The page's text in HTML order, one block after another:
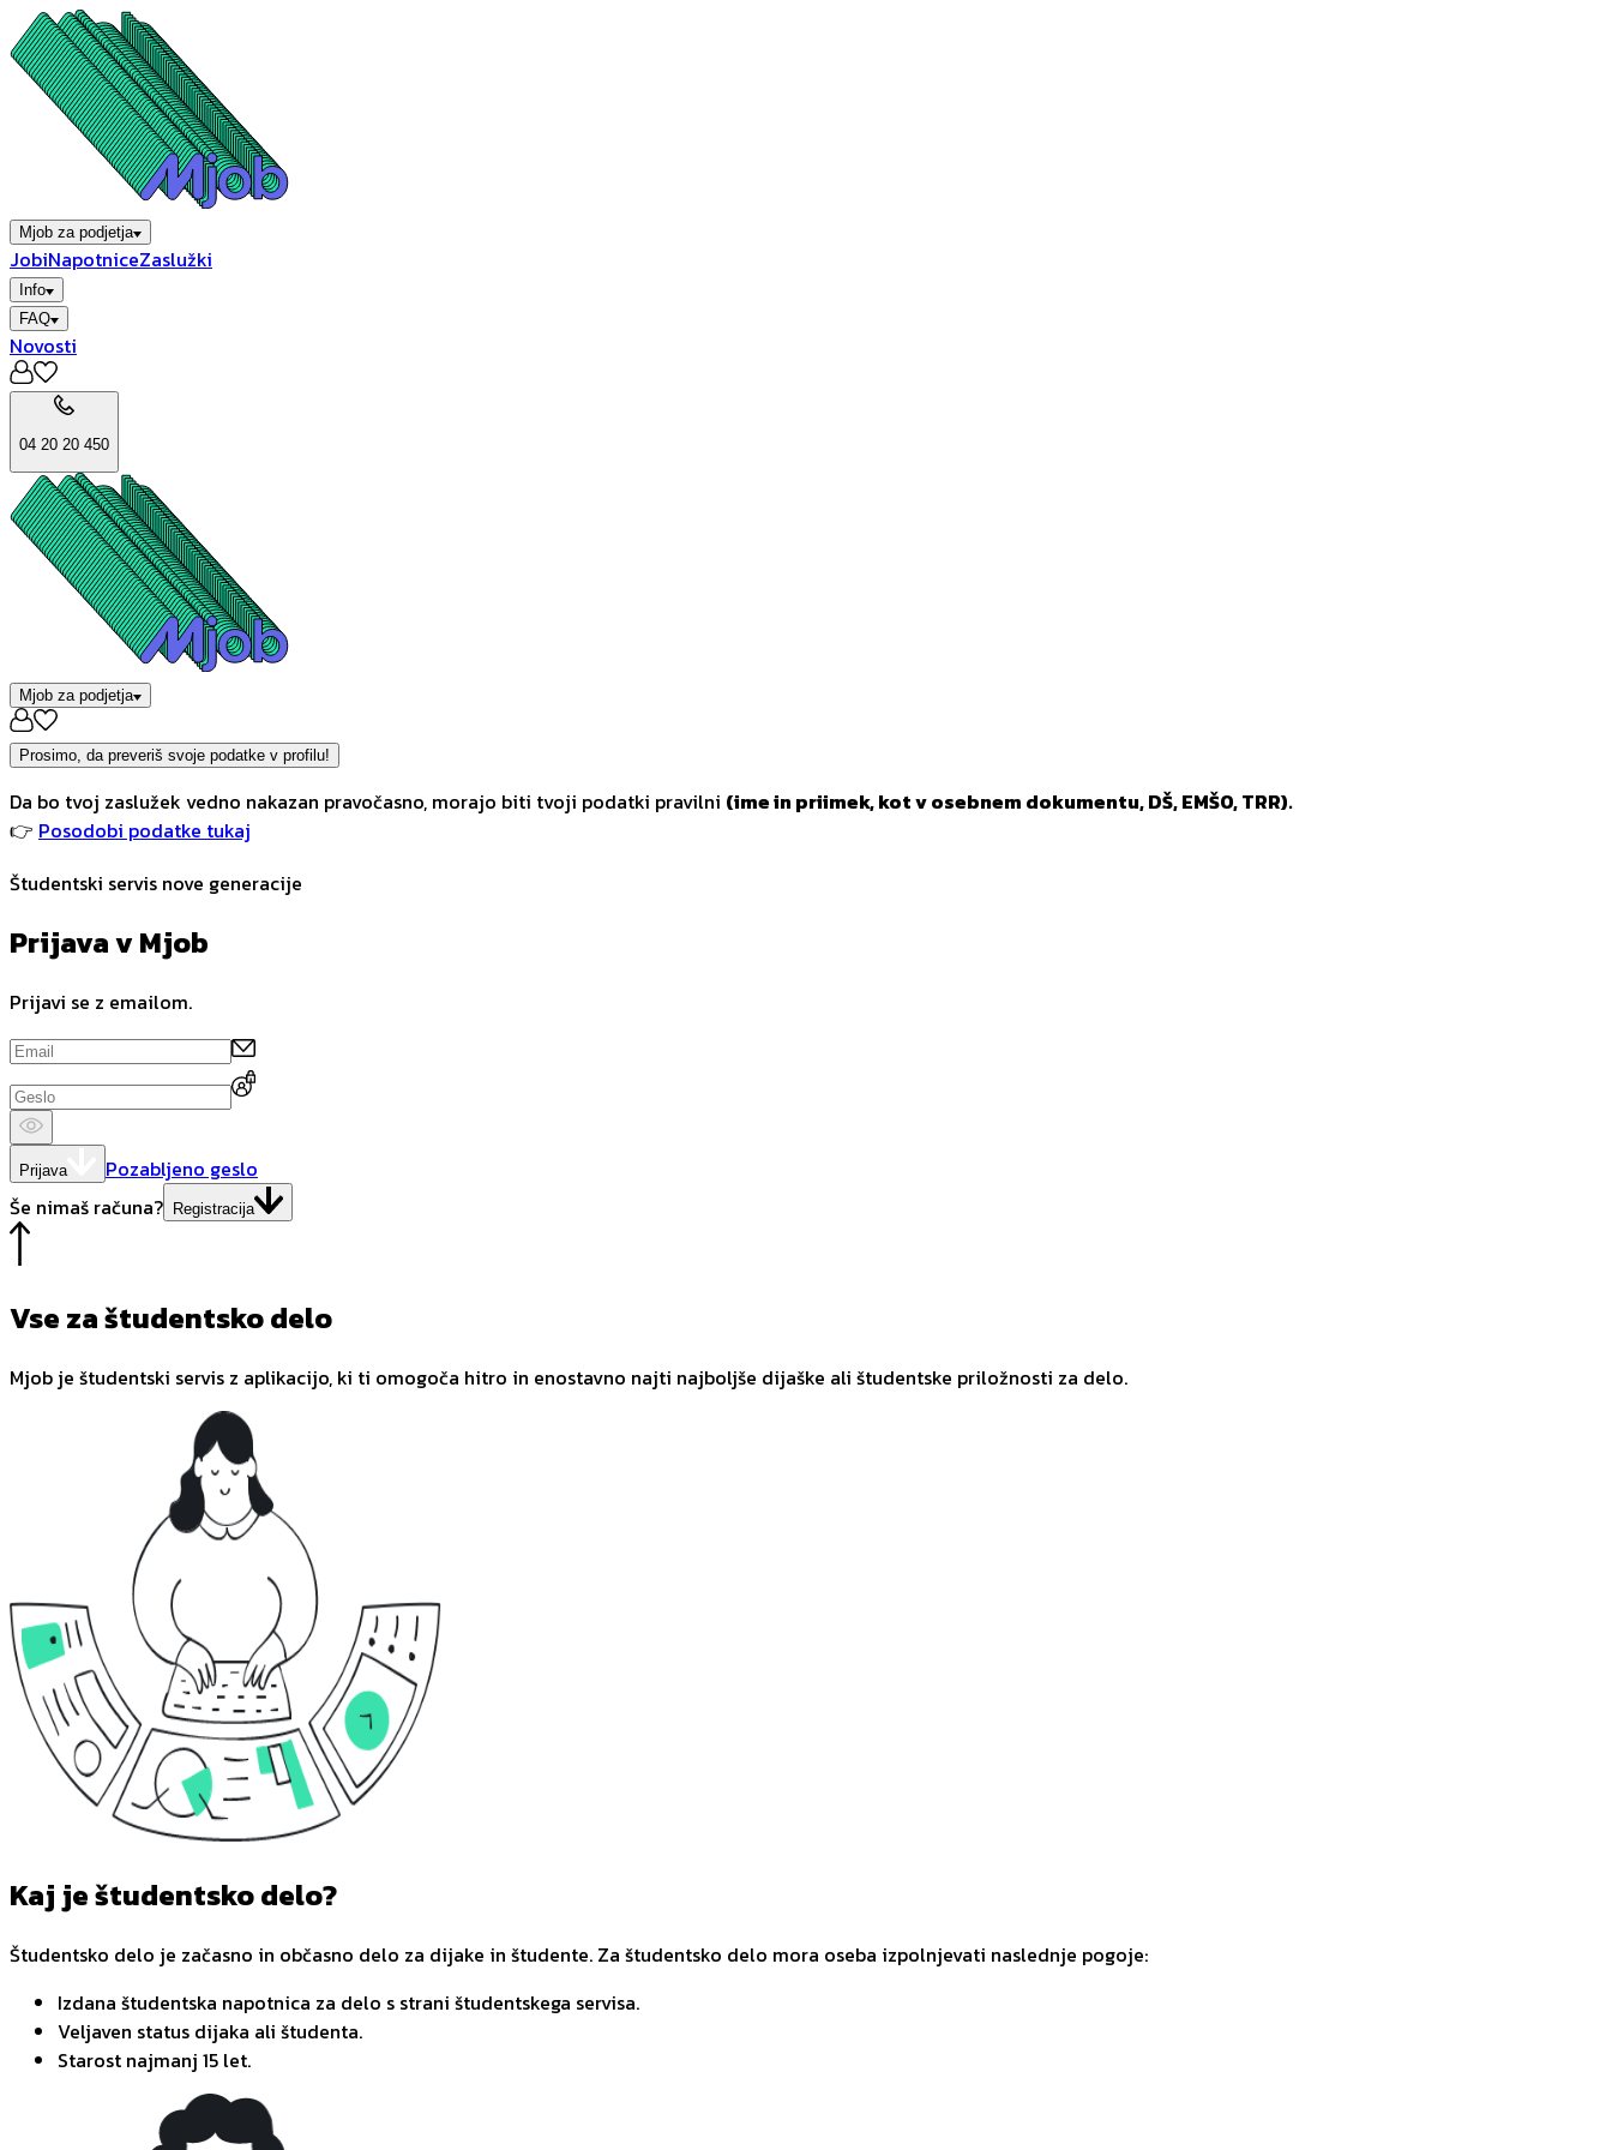
Mjob za podjetja
JobiNapotniceZaslužki
Info
FAQ
Novosti
04 20 20 450
Mjob za podjetja
Prosimo, da preveriš svoje podatke v profilu!
Da bo tvoj zaslužek vedno nakazan pravočasno, morajo biti tvoji podatki pravilni (ime in priimek, kot v osebnem dokumentu, DŠ, EMŠO, TRR).
👉 Posodobi podatke tukaj
Študentski servis nove generacije
Prijava v Mjob
Prijavi se z emailom.
Prijava
Pozabljeno geslo
Še nimaš računa? Registracija
Vse za študentsko delo
Mjob je študentski servis z aplikacijo, ki ti omogoča hitro in enostavno najti najboljše dijaške ali študentske priložnosti za delo.
Kaj je študentsko delo?
Študentsko delo je začasno in občasno delo za dijake in študente. Za študentsko delo mora oseba izpolnjevati naslednje pogoje:
Izdana študentska napotnica za delo s strani študentskega servisa.
Veljaven status dijaka ali študenta.
Starost najmanj 15 let.